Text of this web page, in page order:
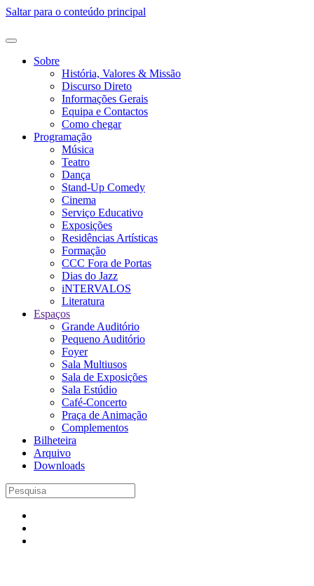
Saltar para o conteúdo principal
Sobre
História, Valores & Missão
Discurso Direto
Informações Gerais
Equipa e Contactos
Como chegar
Programação
Música
Teatro
Dança
Stand-Up Comedy
Cinema
Serviço Educativo
Exposições
Residências Artísticas
Formação
CCC Fora de Portas
Dias do Jazz
iNTERVALOS
Literatura
Espaços
Grande Auditório
Pequeno Auditório
Foyer
Sala Multiusos
Sala de Exposições
Sala Estúdio
Café-Concerto
Praça de Animação
Complementos
Bilheteira
Arquivo
Downloads